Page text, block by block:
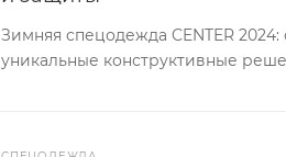
Зимняя спецодежда CENTER
уникальные конструктивные